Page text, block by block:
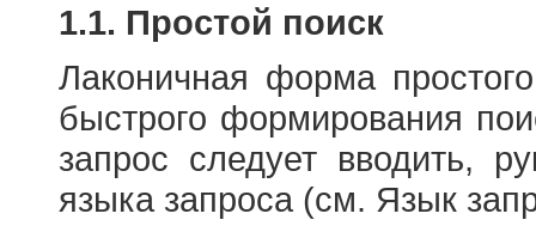
1.1. Простой поиск
Лаконичная форма
быстрого формирования
запрос следует вводить,
языка запроса (см. Язык